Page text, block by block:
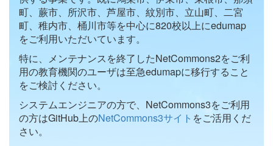
町、蕨市、所沢市、芦屋市、紋別市、立山町、二宮
町、稚内市、桶川市等を中心に820校以上にedumap
をご利用いただいています。
特に、メンテナンスを終了したNetCommons2をご利
用の教育機関のユーザは至急edumapに移行すること
をご検討ください。
システムエンジニアの方で、NetCommons3をご利用
の方はGitHub上のNetCommons3サイト をご活用くだ
さい。